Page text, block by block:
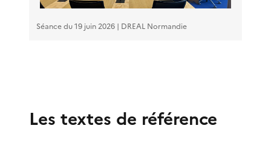
Séance du 19 juin 2026 | DREAL Normandie
Les textes de référence